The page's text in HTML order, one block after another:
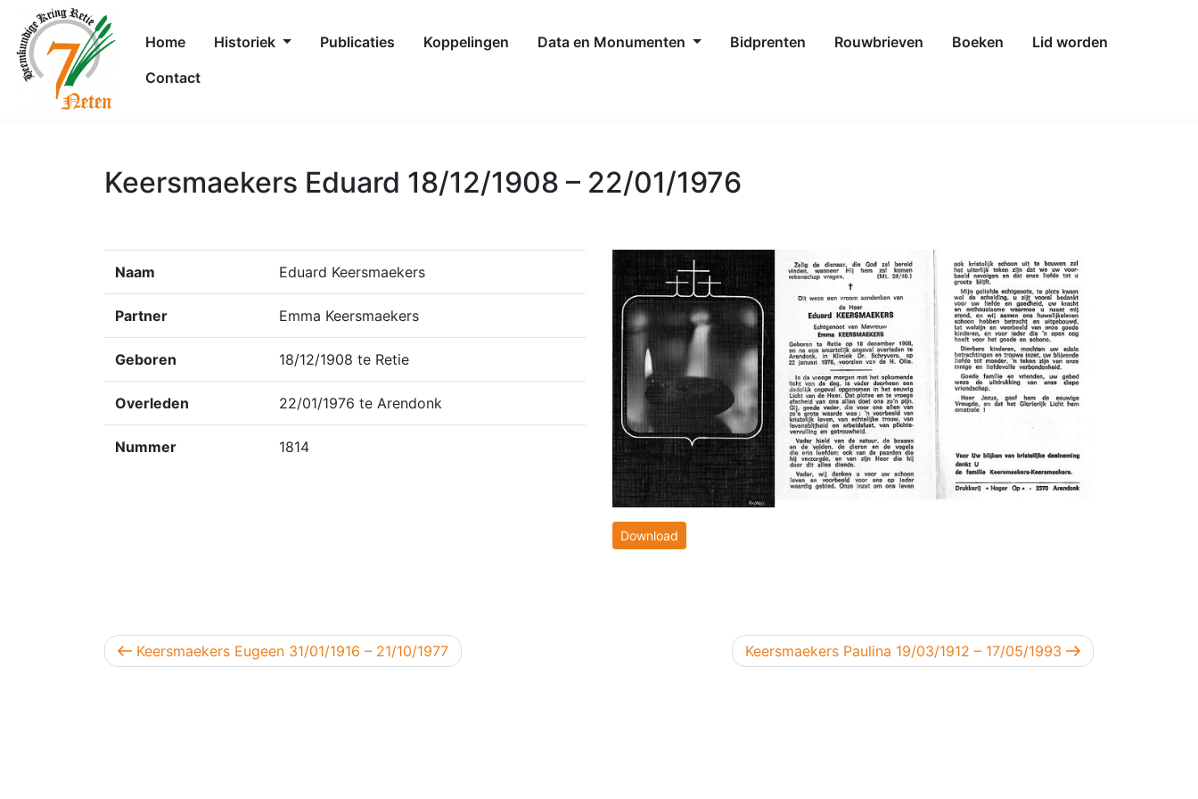
Home Historiek Publicaties Koppelingen Data en Monumenten Bidprenten Rouwbrieven Boeken
Lid worden
Contact
Keersmaekers Eduard 18/12/1908 – 22/01/1976
Naam Eduard Keersmaekers
Partner Emma Keersmaekers
Geboren 18/12/1908 te Retie
Overleden 22/01/1976 te Arendonk
Nummer 1814
Download
Berichtnavigatie
Vorig bericht
Keersmaekers Eugeen 31/01/1916 – 21/10/1977 Volgend bericht
Keersmaekers Paulina 19/03/1912 – 17/05/1993